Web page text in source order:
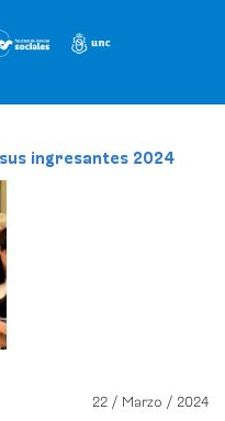
ingresantes 2024
22 / Marzo / 2024